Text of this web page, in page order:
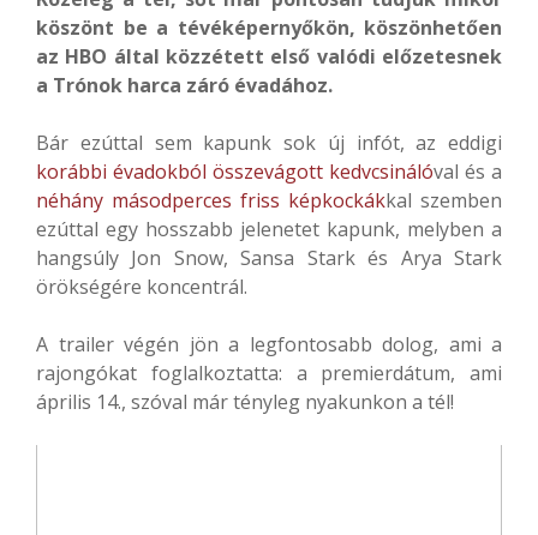
köszönt be a tévéképernyőkön, köszönhetően
az HBO által közzétett első valódi előzetesnek
a Trónok harca záró évadához.
Bár ezúttal sem kapunk sok új infót, az eddigi
korábbi évadokból összevágott kedvcsinálóval és a
néhány másodperces friss képkockákkal szemben
ezúttal egy hosszabb jelenetet kapunk, melyben a
hangsúly Jon Snow, Sansa Stark és Arya Stark
örökségére koncentrál.
A trailer végén jön a legfontosabb dolog, ami a
rajongókat foglalkoztatta: a premierdátum, ami
április 14., szóval már tényleg nyakunkon a tél!